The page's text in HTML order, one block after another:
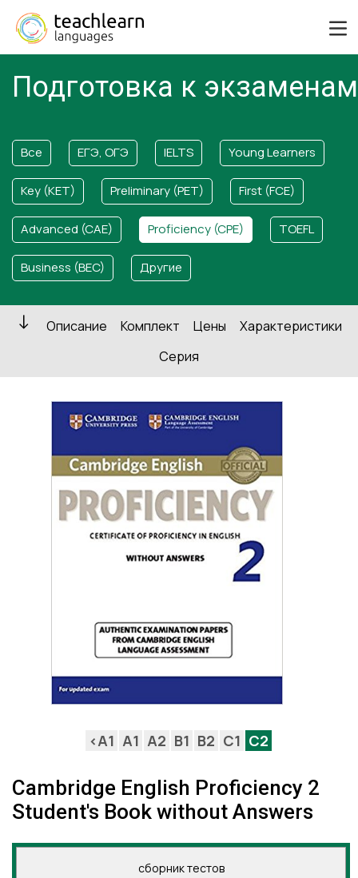
Подготовка к экзаменам
Все ЕГЭ, ОГЭ IELTS Young Learners
Key (KET) Preliminary (PET) First (FCE)
Advanced (CAE) Proficiency (CPE) TOEFL
Business (BEC) Другие
Описание Комплект Цены
Характеристики
Серия
<A1 A1 A2 B1 B2 C1 C2
Cambridge English Proficiency 2
Student's Book without Answers
сборник тестов